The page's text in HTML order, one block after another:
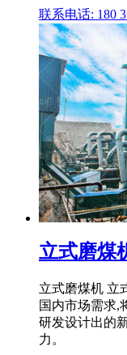
联系电话: 180
立式磨煤
立式磨煤机 立
国内市场需求,
研发设计出的
力。